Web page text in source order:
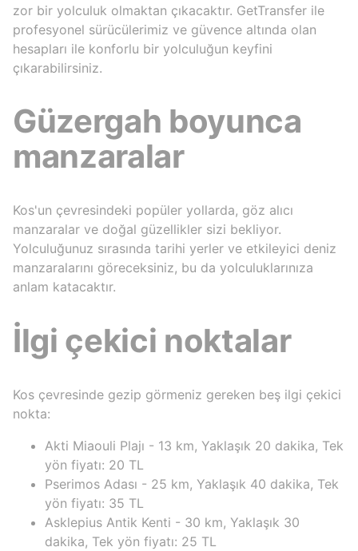
zor bir yolculuk olmaktan çıkacaktır. GetTransfer ile
profesyonel sürücülerimiz ve güvence altında olan
hesapları ile konforlu bir yolculuğun keyfini
çıkarabilirsiniz.
Güzergah boyunca
manzaralar
Kos'un çevresindeki popüler yollarda, göz alıcı
manzaralar ve doğal güzellikler sizi bekliyor.
Yolculuğunuz sırasında tarihi yerler ve etkileyici deniz
manzaralarını göreceksiniz, bu da yolculuklarınıza
anlam katacaktır.
İlgi çekici noktalar
Kos çevresinde gezip görmeniz gereken beş ilgi çekici
nokta:
Akti Miaouli Plajı - 13 km, Yaklaşık 20 dakika, Tek
yön fiyatı: 20 TL
Pserimos Adası - 25 km, Yaklaşık 40 dakika, Tek
yön fiyatı: 35 TL
Asklepius Antik Kenti - 30 km, Yaklaşık 30
dakika, Tek yön fiyatı: 25 TL